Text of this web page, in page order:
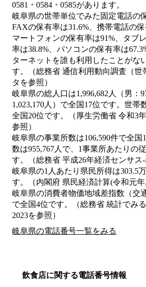
0581・0584・0585があります。
岐阜県の世帯単位でみた固定電話の
FAXの保有率は31.6%、携帯電話の
マートフォンの保有率は91%、タブ
率は38.8%、パソコンの保有率は
ターネットを誰も利用したことがな
す。（総務省 通信利用動向調査（世
タを参照）
岐阜県の総人口は1,996,682人（男：
1,023,170人）で全国17位です。世帯
全国20位です。（厚生労働省 令和3
参照）
岐阜県の事業所数は106,590件で全国
数は955,767人で、1事業所あたりの
す。（総務省 平成26年経済センサス‐
岐阜県の1人あたり県民所得は303.5
す。（内閣府 県民経済計算(令和元年
岐阜県の消費者物価地域差指数（交
で全国4位です。（総務省 統計でみ
2023を参照）
岐阜県の電話番号一覧をみる
飲食店に関する電話番号情報